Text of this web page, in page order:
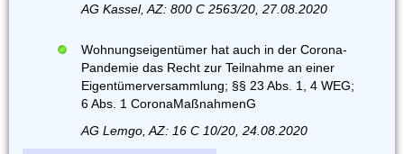
AG Kassel, AZ: 800 C 2563/20, 27.08.2020
Wohnungseigentümer hat auch in der Corona-
Pandemie das Recht zur Teilnahme an einer
Eigentümerversammlung; §§ 23 Abs. 1, 4 WEG;
6 Abs. 1 CoronaMaßnahmenG
AG Lemgo, AZ: 16 C 10/20, 24.08.2020